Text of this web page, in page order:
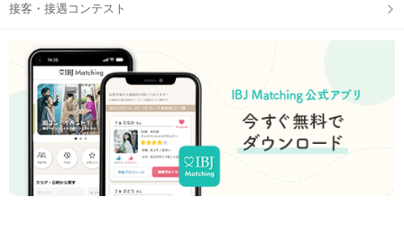
接客・接遇コンテスト